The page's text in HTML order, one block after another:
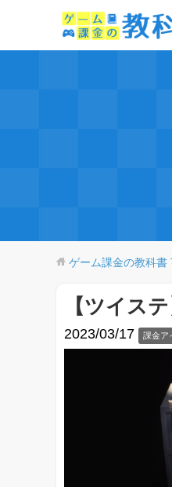
ゲーム課金の教科書
【ツイス
2023/03/17 課金ア